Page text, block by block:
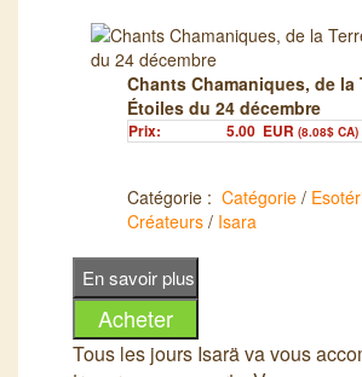
Chants Chamaniques, de la
Étoiles du 24 décembre
Prix: 5.00 EUR (8.08$ CA)
Catégorie : Catégorie /
Créateurs / Isara
Tous les jours Isarä va vous